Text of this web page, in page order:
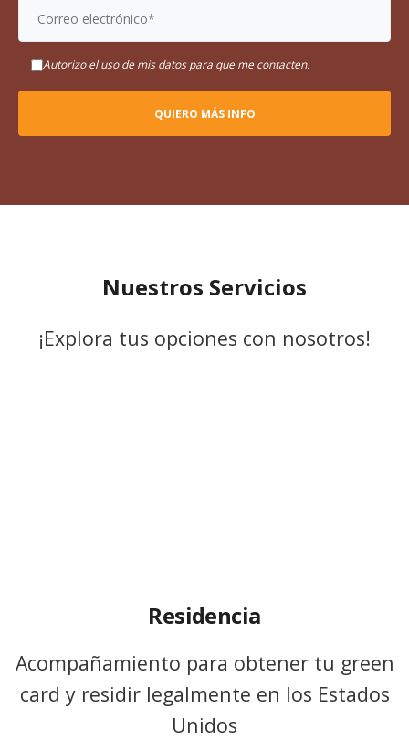
Autorizo el uso de mis datos para que me contacten.
Nuestros Servicios
¡Explora tus opciones con nosotros!
Residencia
Acompañamiento para obtener tu green
card y residir legalmente en los Estados
Unidos